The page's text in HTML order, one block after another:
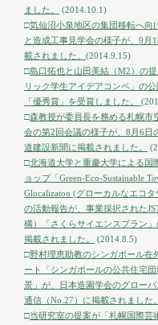
ました。
(2014.10.1)
□気仙沼小泉地区の集団移転へ向
と造成工事見学会の様子が、9月
載されました。 (2014.9.15)
□島口拓也と山田美結（M2）の
リック学生アイデアコンペ」の
「優秀賞」を受賞しました。
□森教授が委員長を務める札幌市
会の第2回会議の様子が、8月6日
道建設新聞に掲載されました。
□北海道大学と重慶大学による国
ョップ「Green-Eco-Sustainable
Glocalizaton (グローカルなエコタ
の活動報告が、事業採択された
構）「さくらサイエンスプラン
掲載されました。
(2014.8.5)
□野村理恵助教のシンガポール在
ート「シンガポールの公共住宅
景」が、日本造園学会のグロー
通信（No.27）に掲載されました。
□当研究室の提案が「札幌国際芸